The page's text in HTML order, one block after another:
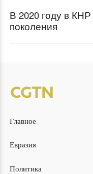
В 2020 году в
поколения
Главное
Евразия
Политика